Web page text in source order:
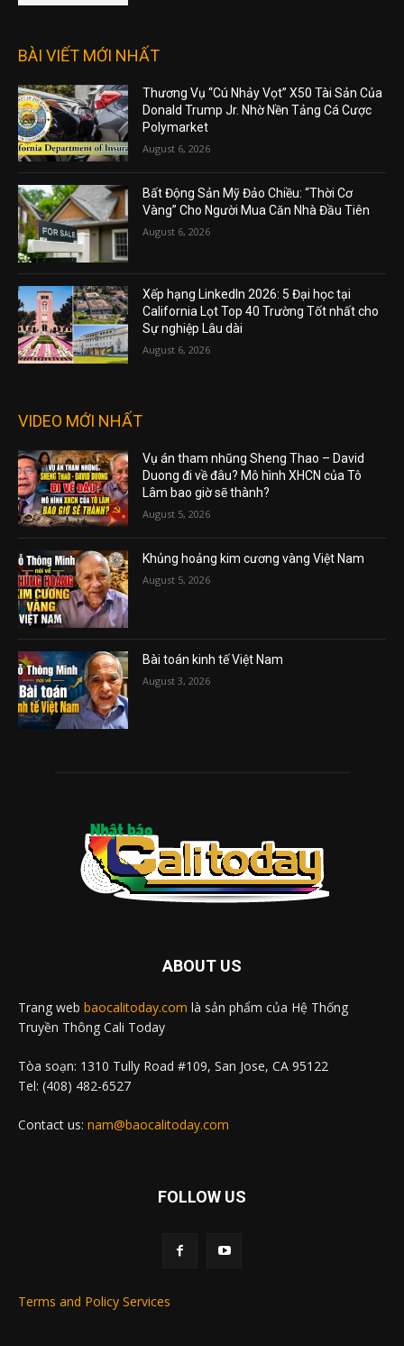
BÀI VIẾT MỚI NHẤT
Thương Vụ “Cú Nhảy Vọt” X50 Tài Sản Của
Donald Trump Jr. Nhờ Nền Tảng Cá Cược
Polymarket
August 6, 2026
Bất Động Sản Mỹ Đảo Chiều: “Thời Cơ
Vàng” Cho Người Mua Căn Nhà Đầu Tiên
August 6, 2026
Xếp hạng LinkedIn 2026: 5 Đại học tại
California Lọt Top 40 Trường Tốt nhất cho
Sự nghiệp Lâu dài
August 6, 2026
VIDEO MỚI NHẤT
Vụ án tham nhũng Sheng Thao – David
Duong đi về đâu? Mô hình XHCN của Tô
Lâm bao giờ sẽ thành?
August 5, 2026
Khủng hoảng kim cương vàng Việt Nam
August 5, 2026
Bài toán kinh tế Việt Nam
August 3, 2026
ABOUT US
Trang web baocalitoday.com là sản phẩm của Hệ Thống
Truyền Thông Cali Today
Tòa soạn: 1310 Tully Road #109, San Jose, CA 95122
Tel: (408) 482-6527
Contact us: nam@baocalitoday.com
FOLLOW US
Terms and Policy Services